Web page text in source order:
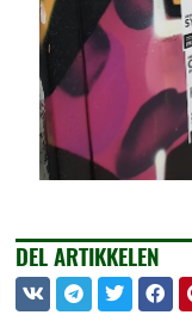
DEL ARTIKKELEN